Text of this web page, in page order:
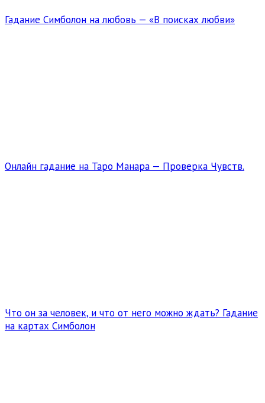
Гадание Симболон на любовь — «В поисках любви»
Онлайн гадание на Таро Манара — Проверка Чувств.
Что он за человек, и что от него можно ждать? Гадание
на картах Симболон